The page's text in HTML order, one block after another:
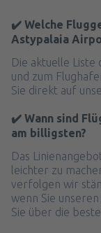
✔️ Welche
Astypalaia
Die aktuelle Liste
und zum
Sie direkt auf
✔️ Wann sind
am billigsten?
Das
leichter zu
verfolgen wir
wenn Sie
Sie über die